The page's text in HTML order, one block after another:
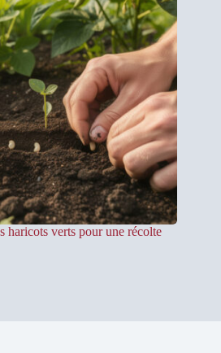
haricots verts pour une récolte